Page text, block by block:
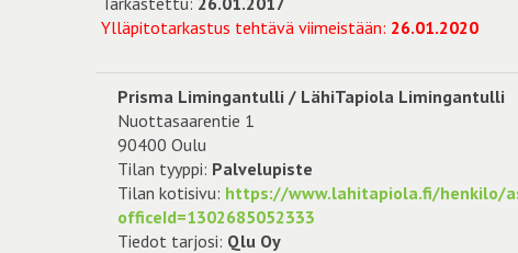
Ylläpitotarkastus tehtävä viimeistään: 26.01.2020
Prisma Limingantulli / LähiTapiola Limingantulli
Nuottasaarentie 1
90400 Oulu
Tilan tyyppi: Palvelupiste
Tilan kotisivu: https://www.lahitapiola.fi/henkilo/
officeId=1302685052333
Tiedot tarjosi: Qlu Oy